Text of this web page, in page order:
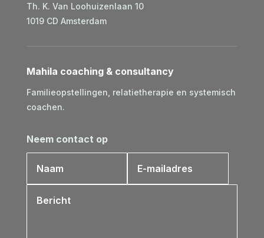
Th. K. Van Loohuizenlaan 10
1019 CD Amsterdam
Mahila coaching & consultancy
Familieopstellingen, relatietherapie en systemisch
coachen.
Neem contact op